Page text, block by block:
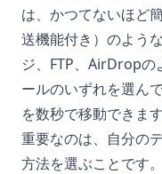
は、かつてないほど簡
送機能付き）のよう
ジ、FTP、AirDropの
ールのいずれを選ん
を数秒で移動できます
重要なのは、自分の
方法を選ぶことです